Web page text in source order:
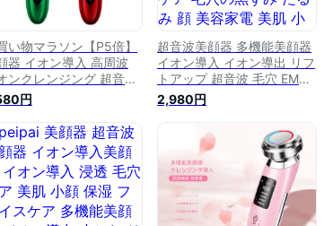
い物マラソン【P5倍】
器 イオン導入 高周波
ンクレンジング 超音波
器 イオン導入美顔器 シ
穴 たるみ ほうれい線
能美顔器 イオン導出リ
アップ 超音波 イオン導
エステ LED クレンジン
電式 美肌 毛穴ケア 毛
れ
円
超音波美顔器 多機能美顔器
イオン導入 イオン導出 リフ
トアップ 超音波 毛穴 EMS
微電流 ほうれい線 光エステ
LED 毛穴 汚れとり 角質ケア
毛穴の黒ずみ たるみ 顔 美
容家電 美肌 小顔 皮膚 ケア
引き締め フェイスケア ギフ
ト
2,980円